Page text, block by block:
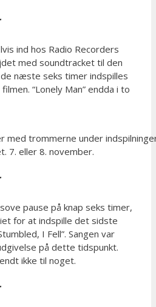
ind hos Radio Recorders
med soundtracket til den
næste seks timer indspilles
“Lonely Man” endda i to
med trommerne under
7. eller 8. november.
pause på knap seks timer,
for at indspille det sidste
I Fell”. Sangen var
på dette tidspunkt.
ikke til noget.